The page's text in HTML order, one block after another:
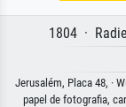
1804 ·
Jerusalém, Placa 48, ·
papel de fotografia,